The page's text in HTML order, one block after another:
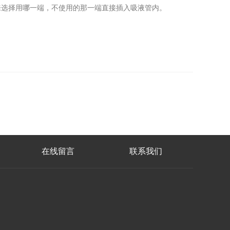
用哪一端，不使用的那一端直接插入吸液管内。
在线留言 联系我们